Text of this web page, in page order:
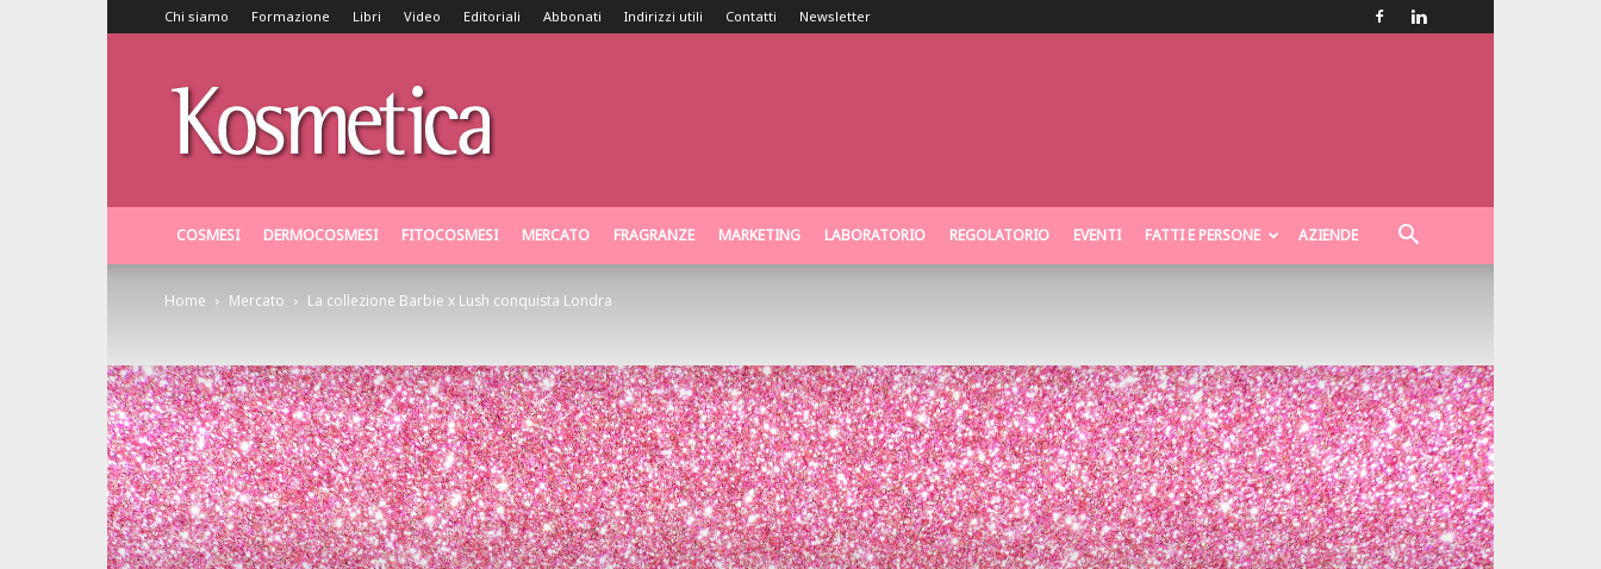
Chi siamo Formazione Libri Video Editoriali Abbonati Indirizzi utili Contatti Newsletter
COSMESI DERMOCOSMESI FITOCOSMESI MERCATO FRAGRANZE MARKETING LABORATORIO REGOLATORIO EVENTI FATTI E PERSONE AZIENDE
Home Mercato La collezione Barbie x Lush conquista Londra